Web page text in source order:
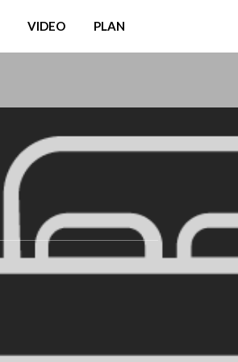
VIDEO PLAN